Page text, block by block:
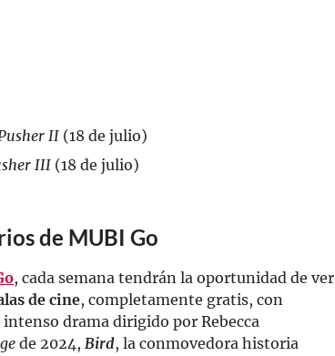
II (18 de julio)
III (18 de julio)
de MUBI Go
, cada semana tendrán la oportunidad de ver
de cine, completamente gratis, con
intenso drama dirigido por Rebecca
de 2024, Bird, la conmovedora historia